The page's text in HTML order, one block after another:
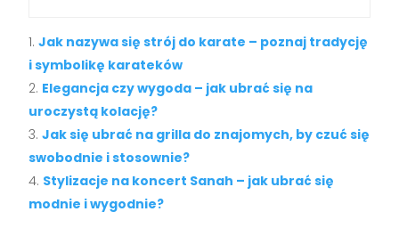
Jak nazywa się strój do karate – poznaj tradycję
i symbolikę karateków
Elegancja czy wygoda – jak ubrać się na
uroczystą kolację?
Jak się ubrać na grilla do znajomych, by czuć się
swobodnie i stosownie?
Stylizacje na koncert Sanah – jak ubrać się
modnie i wygodnie?